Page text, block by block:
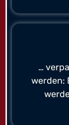
…
werden: